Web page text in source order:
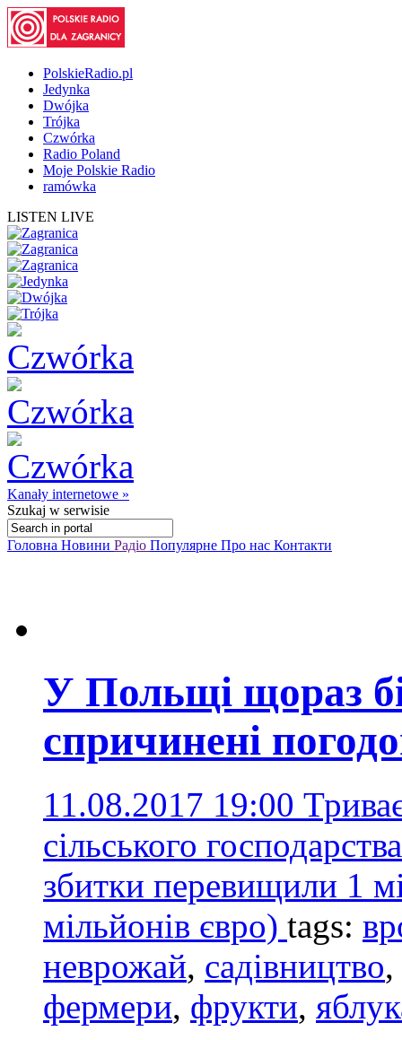
PolskieRadio.pl
Jedynka
Dwójka
Trójka
Czwórka
Radio Poland
Moje Polskie Radio
ramówka
LISTEN LIVE
Kanały internetowe »
Szukaj w serwisie
Головна Новини Радіо Популярне Про нас Контакти
У Польщі щораз
спричинені
11.08.2017 19:00
сільського
збитки перевищили 1
мільйонів євро) tags:
неврожай, садівництво,
фермери, фрукти,